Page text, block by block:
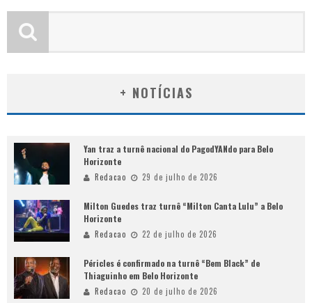
+ NOTÍCIAS
Yan traz a turnê nacional do PagodYANdo para Belo
Horizonte
Redacao 29 de julho de 2026
Milton Guedes traz turnê “Milton Canta Lulu” a Belo
Horizonte
Redacao 22 de julho de 2026
Péricles é confirmado na turnê “Bem Black” de
Thiaguinho em Belo Horizonte
Redacao 20 de julho de 2026